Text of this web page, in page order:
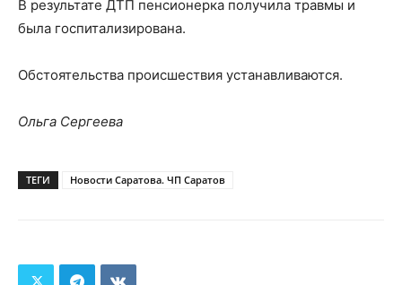
В результате ДТП пенсионерка получила травмы и
была госпитализирована.
Обстоятельства происшествия устанавливаются.
Ольга Сергеева
ТЕГИ Новости Саратова. ЧП Саратов